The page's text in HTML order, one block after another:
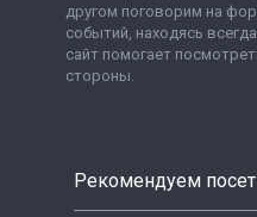
другом поговорим на
событий, находясь
сайт помогает
стороны.
Рекомендуем